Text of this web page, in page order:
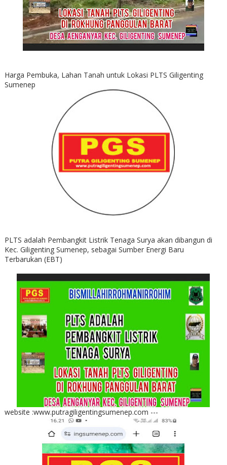
Harga Pembuka, Lahan Tanah untuk Lokasi PLTS Giligenting
Sumenep
PLTS adalah Pembangkit Listrik Tenaga Surya akan dibangun di
Kec. Giligenting Sumenep, sebagai Sumber Energi Baru
Terbarukan (EBT)
website :www.putragiligentingsumenep.com ---